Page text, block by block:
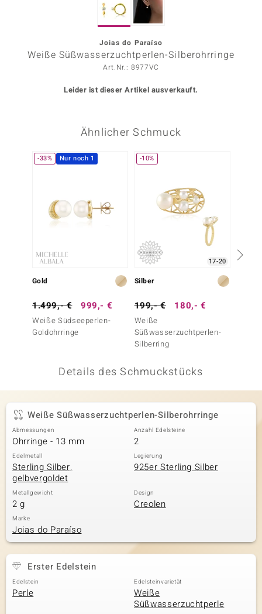
BY DE MELO
Collection
Classics
Joias do Paraíso
Weiße Süßwasserzuchtperlen-Silberohrringe
Art.Nr.: 8977VC
Leider ist dieser Artikel ausverkauft.
Ähnlicher Schmuck
-33% Nur noch 1
Gold
1.499,- € 999,- €
Weiße Südseeperlen-
Goldohrringe
-10%
17-20
Silber
199,- € 180,- €
Weiße
Süßwasserzuchtperlen-
Silberring
Details des Schmuckstücks
Weiße Süßwasserzuchtperlen-Silberohrringe
Abmessungen
Ohrringe - 13 mm
Anzahl Edelsteine
2
Edelmetall
Sterling Silber,
gelbvergoldet
Legierung
925er Sterling Silber
Metallgewicht
2 g
Design
Creolen
Marke
Joias do Paraíso
Erster Edelstein
Edelstein
Perle
Edelsteinvarietät
Weiße
Süßwasserzuchtperle